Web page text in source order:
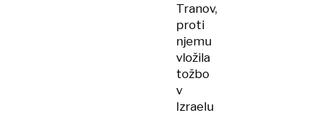
Tranov,
proti
njemu
vložila
tožbo
v
Izraelu